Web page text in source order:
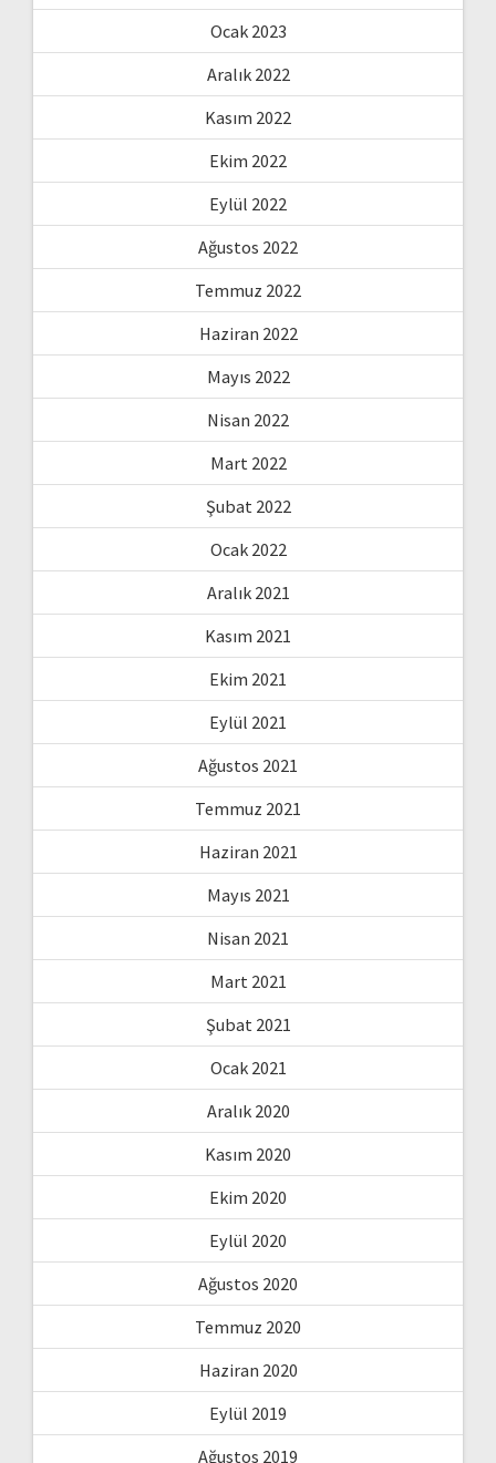
Ocak 2023
Aralık 2022
Kasım 2022
Ekim 2022
Eylül 2022
Ağustos 2022
Temmuz 2022
Haziran 2022
Mayıs 2022
Nisan 2022
Mart 2022
Şubat 2022
Ocak 2022
Aralık 2021
Kasım 2021
Ekim 2021
Eylül 2021
Ağustos 2021
Temmuz 2021
Haziran 2021
Mayıs 2021
Nisan 2021
Mart 2021
Şubat 2021
Ocak 2021
Aralık 2020
Kasım 2020
Ekim 2020
Eylül 2020
Ağustos 2020
Temmuz 2020
Haziran 2020
Eylül 2019
Ağustos 2019